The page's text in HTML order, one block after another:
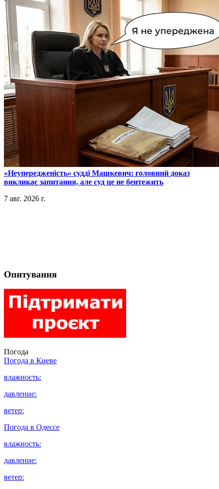
​«Неупередженість» судді Машкевич: головний доказ
викликає запитання, але суд це не бентежить
7 авг. 2026 г.
Опитування
Погода
Погода в Киеве
влажность:
давление:
ветер:
Погода в Одессе
влажность:
давление:
ветер: